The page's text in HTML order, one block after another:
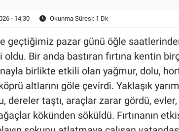
- 14:30 Okunma Süresi: 1 Dk
geçtiğimiz pazar günü öğle
oldu. Bir anda bastıran fırtına kentin
birlikte etkili olan yağmur, dolu,
altlarını göle çevirdi. Yaklaşık
dereler taştı, araçlar zarar gördü,
kökünden söküldü. Fırtınanın